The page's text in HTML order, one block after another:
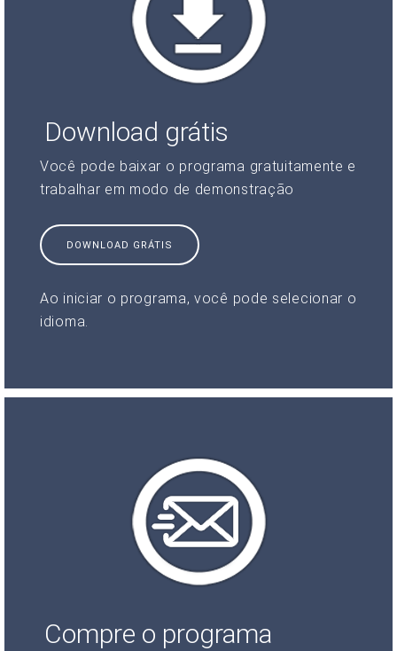
Download grátis
Você pode baixar o programa gratuitamente e
trabalhar em modo de demonstração
DOWNLOAD GRÁTIS
Ao iniciar o programa, você pode selecionar o
idioma.
Compre o programa